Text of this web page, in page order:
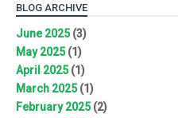
BLOG ARCHIVE
June 2025(3)
May 2025(1)
April 2025(1)
March 2025(1)
February 2025(2)